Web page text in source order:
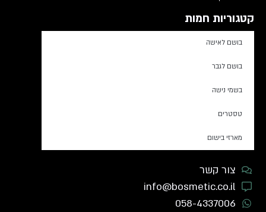
קטגוריות חמות
בושם לאישה
בושם לגבר
בשמי נישה
טסטרים
מארזי בישום
צור קשר
info@bosmetic.co.il
058-4337006